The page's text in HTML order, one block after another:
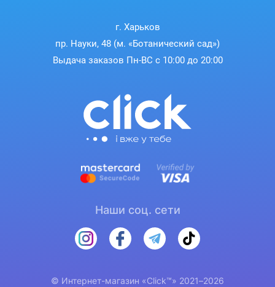
г. Харьков
пр. Науки, 48 (м. «Ботанический сад»)
Выдача заказов Пн-ВС с 10:00 до 20:00
Наши соц. сети
© Интернет-магазин «Click™» 2021–2026